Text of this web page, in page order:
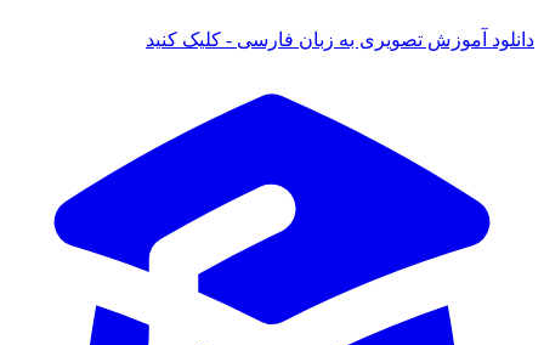
آموزش تصویری به زبان فارسی - کلیک کنید